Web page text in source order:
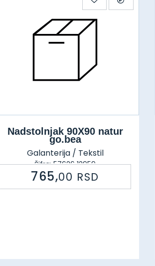
Nadstolnjak 90X90 natur
go.bea
Galanterija / Tekstil
Šifra: 57626 12959
765,00 RSD